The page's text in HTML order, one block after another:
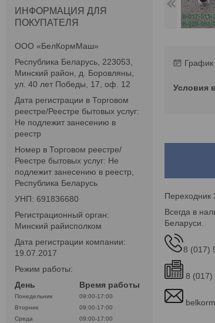
График
Переходник
Всегда в
Беларуси.
8 (017)
8 (017)
ИНФОРМАЦИЯ ДЛЯ
ПОКУПАТЕЛЯ
ООО «БелКормМаш»
Республика Беларусь, 223053,
Минский район, д. Боровляны,
ул. 40 лет Победы, 17, оф. 12
Дата регистрации в Торговом
реестре/Реестре бытовых услуг:
Не подлежит занесению в
реестр
Номер в Торговом реестре/
Реестре бытовых услуг: Не
подлежит занесению в реестр,
Республика Беларусь
УНП: 691836680
Регистрационный орган:
Минский райисполком
Дата регистрации компании:
19.07.2017
Режим работы:
День
Время работы
Понедельник
09:00-17:00
Вторник
09:00-17:00
Среда
09:00-17:00